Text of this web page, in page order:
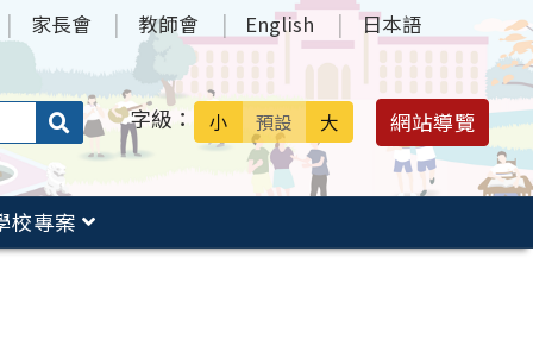
家長會 教師會 English 日本語
搜
送出 字級： 小 預設 大 網站導覽
校專案